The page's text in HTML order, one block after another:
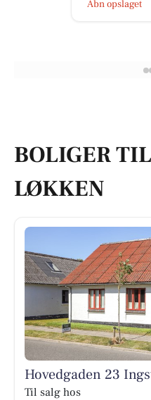
Åbn opslaget
BOLIGER
LØKKEN
Hovedgaden 23
Til salg hos